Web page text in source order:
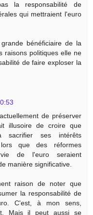
la responsabilité de
qui mettraient l'euro
bénéficiaire de la
raisons politiques elle ne
de faire exploser la
de préserver
illusoire de croire que
sacrifier ses intérêts
que des réformes
de l'euro seraient
manière significative.
raison de noter que
la responsabilité de
C'est, à mon sens,
Mais il peut aussi se